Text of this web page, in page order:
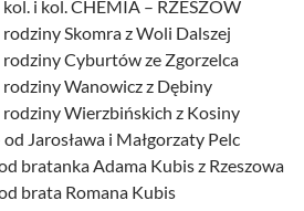
i kol. CHEMIA – RZESZÓW
Skomra z Woli Dalszej
rodziny Cyburtów ze Zgorzelca
rodziny Wanowicz z Dębiny
rodziny Wierzbińskich z Kosiny
Jarosława i Małgorzaty Pelc
bratanka Adama Kubis z Rzeszowa
brata Romana Kubis